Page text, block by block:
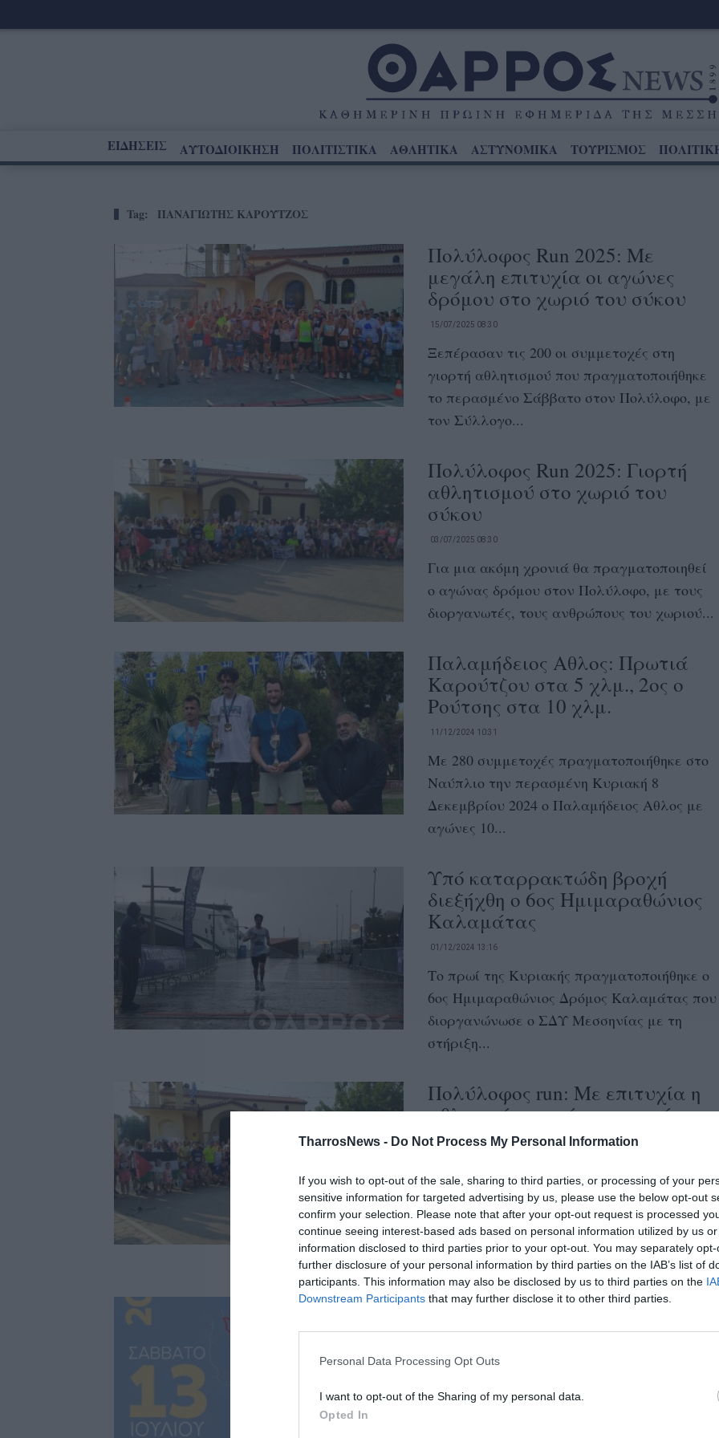
TharrosNews - Do Not Process My Personal Information
If you wish to opt-out of the sale, sharing to third parties, or processing of your
sensitive information for targeted advertising by us, please use the below opt-out
confirm your selection. Please note that after your opt-out request is processed
continue seeing interest-based ads based on personal information utilized by us
information disclosed to third parties prior to your opt-out. You may separately
further disclosure of your personal information by third parties on the IAB’s list of
participants. This information may also be disclosed by us to third parties on the
Downstream Participants that may further disclose it to other third parties.
Personal Data Processing Opt Outs
I want to opt-out of the Sharing of my personal data.
Opted In
ΕΙΔΗΣΕΙΣ ΑΥΤΟΔΙΟΙΚΗΣΗ ΠΟΛΙΤΙΣΤΙΚΑ ΑΘΛΗΤΙΚΑ ΑΣΤΥΝΟΜΙΚΑ ΤΟΥΡΙΣΜΟΣ
Tag: ΠΑΝΑΓΙΩΤΗΣ ΚΑΡΟΥΤΖΟΣ
Πολύλοφος Run 2025: Με
μεγάλη επιτυχία οι αγώνες
δρόμου στο χωριό του σύκου
15/07/2025 08:30
Ξεπέρασαν τις 200 οι συμμετοχές στη
γιορτή αθλητισμού που πραγματοποιήθηκε
το περασμένο Σάββατο στον Πολύλοφο, με
τον Σύλλογο...
Πολύλοφος Run 2025: Γιορτή
αθλητισμού στο χωριό του
σύκου
03/07/2025 08:30
Για μια ακόμη χρονιά θα πραγματοποιηθεί
ο αγώνας δρόμου στον Πολύλοφο, με τους
διοργανωτές, τους ανθρώπους του χωριού...
Παλαμήδειος Αθλος: Πρωτιά
Καρούτζου στα 5 χλμ., 2ος ο
Ρούτσης στα 10 χλμ.
11/12/2024 10:31
Με 280 συμμετοχές πραγματοποιήθηκε στο
Ναύπλιο την περασμένη Κυριακή 8
Δεκεμβρίου 2024 ο Παλαμήδειος Αθλος με
αγώνες 10...
Υπό καταρρακτώδη βροχή
διεξήχθη ο 6ος Ημιμαραθώνιος
Καλαμάτας
01/12/2024 13:16
Το πρωί της Κυριακής πραγματοποιήθηκε ο
6ος Ημιμαραθώνιος Δρόμος Καλαμάτας που
διοργανώνωσε ο ΣΔΥ Μεσσηνίας με τη
στήριξη...
Πολύλοφος run: Με επιτυχία η
αθλητική γιορτή στο χωριό του
σύκου
Απαιτητικές αποδείχθηκαν οι διαδρομές του
1ου αγώνα δρόμου «Πολύλοφος run» που
διεξήχθη την περασμένη Κυριακή 14
Ιουλίου στο...
Συνεχίζονται οι εγγραφές για
τον αγώνας «Πολύλοφος Run
2024»
Ο Μορφωτικός Σύλλογος Πολυλόφου